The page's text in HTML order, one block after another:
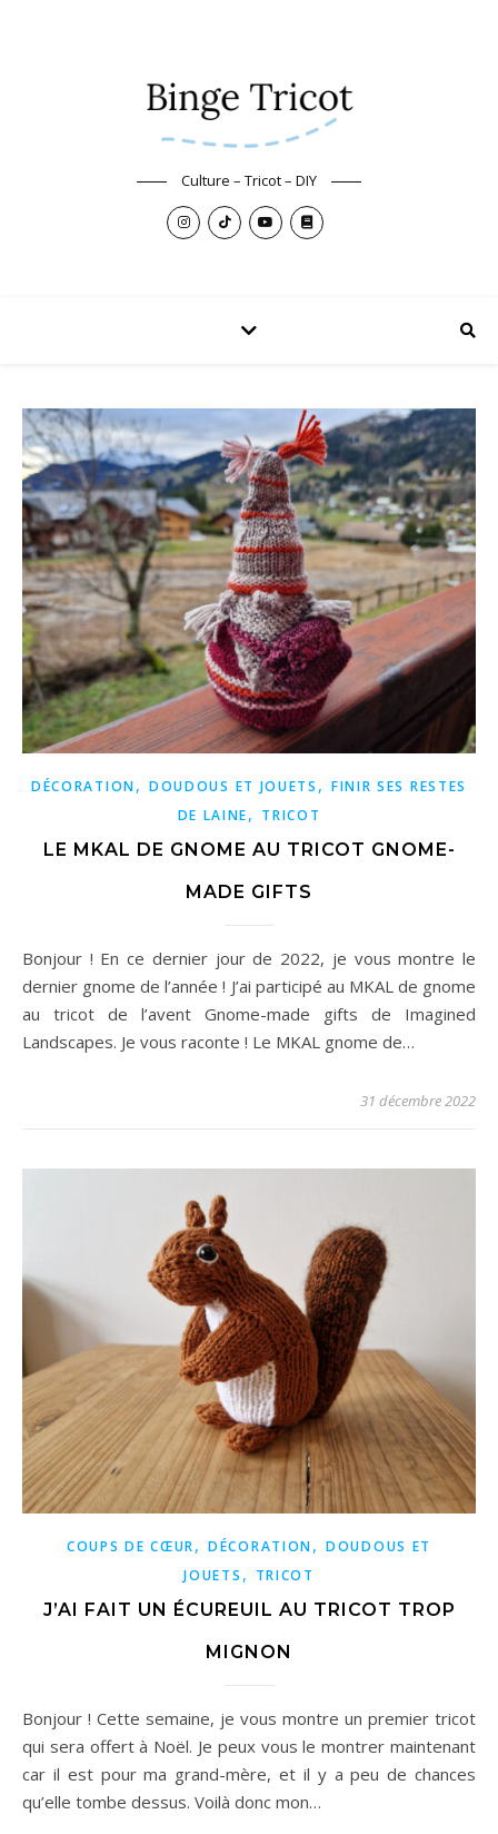
Culture – Tricot – DIY
DÉCORATION, DOUDOUS ET JOUETS , FINIR SES RESTES
DE LAINE, TRICOT
LE MKAL DE GNOME AU TRICOT GNOME-
MADE GIFTS
Bonjour ! En ce dernier jour de 2022, je vous montre le
dernier gnome de l’année ! J’ai participé au MKAL de gnome
au tricot de l’avent Gnome-made gifts de Imagined
Landscapes. Je vous raconte ! Le MKAL gnome de…
31 décembre 2022
COUPS DE CŒUR,DÉCORATION,DOUDOUS ET
JOUETS , TRICOT
J’AI FAIT UN ÉCUREUIL AU TRICOT TROP
MIGNON
Bonjour ! Cette semaine, je vous montre un premier tricot
qui sera offert à Noël. Je peux vous le montrer maintenant
car il est pour ma grand-mère, et il y a peu de chances
qu’elle tombe dessus. Voilà donc mon…